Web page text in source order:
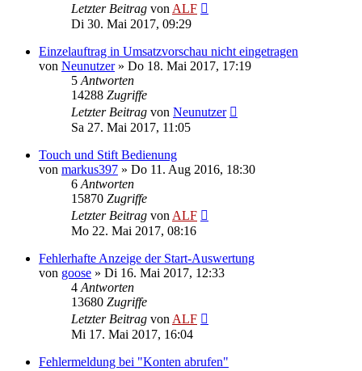
Letzter Beitrag von ALF
Di 30. Mai 2017, 09:29
Einzelauftrag in Umsatzvorschau nicht eingetragen
von Neunutzer» Do 18. Mai 2017, 17:19
5 Antworten
14288 Zugriffe
Letzter Beitrag von Neunutzer
Sa 27. Mai 2017, 11:05
Touch und Stift Bedienung
von markus397 » Do 11. Aug 2016, 18:30
6 Antworten
15870 Zugriffe
Letzter Beitrag von ALF
Mo 22. Mai 2017, 08:16
Fehlerhafte Anzeige der Start-Auswertung
von goose » Di 16. Mai 2017, 12:33
4 Antworten
13680 Zugriffe
Letzter Beitrag von ALF
Mi 17. Mai 2017, 16:04
Fehlermeldung bei "Konten abrufen"